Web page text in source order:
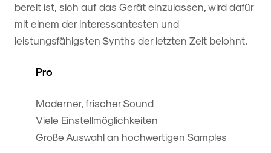
bereit ist, sich auf das Gerät einzulassen, wird dafür
mit einem der interessantesten und
leistungsfähigsten Synths der letzten Zeit belohnt.
Pro
Moderner, frischer Sound
Viele Einstellmöglichkeiten
Große Auswahl an hochwertigen Samples